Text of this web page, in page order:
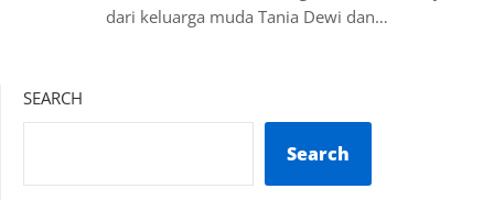
dari keluarga muda Tania Dewi dan…
SEARCH
Search